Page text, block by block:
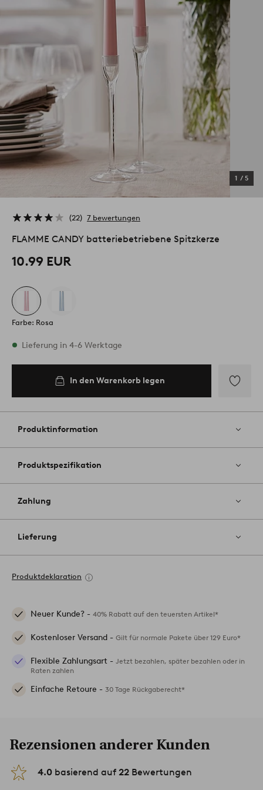
1 / 5
22 7 bewertungen
FLAMME CANDY batteriebetriebene Spitzkerze
10.99 EUR
Farbe: Rosa
Vorrätig
Lieferung in 4-6 Werktage
In den Warenkorb legen
Favoriten
Produktinformation
Produktspezifikation
Zahlung
Lieferung
Produktdeklaration
Neuer Kunde? - 40% Rabatt auf den teuersten Artikel*
Kostenloser Versand - Gilt für normale Pakete über 129 Euro*
Flexible Zahlungsart - Jetzt bezahlen, später bezahlen oder in
Raten zahlen
Einfache Retoure - 30 Tage Rückgaberecht*
Rezensionen anderer Kunden
4.0 basierend auf 22 Bewertungen